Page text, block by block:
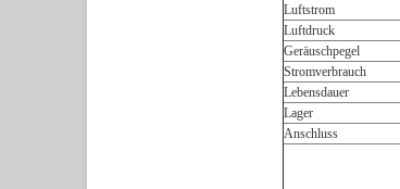
Luftstrom
Luftdruck
Geräuschpegel
Stromverbrauch
Lebensdauer
Lager
Anschluss